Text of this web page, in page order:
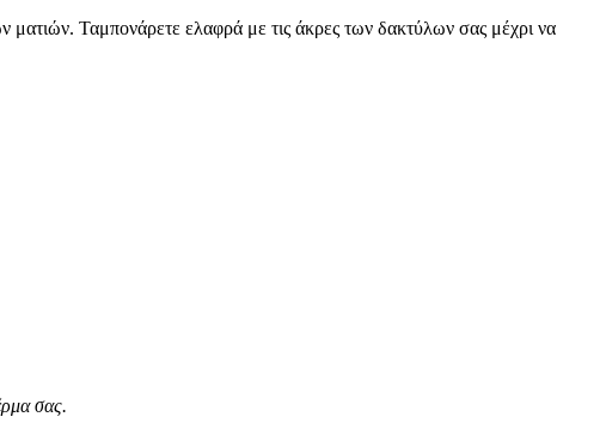
Ταμπονάρετε ελαφρά με τις άκρες των δακτύλων σας μέχρι να
σας.